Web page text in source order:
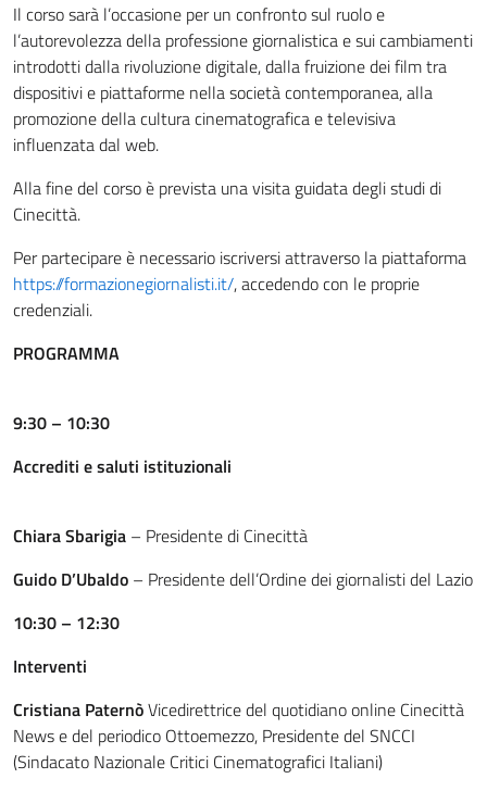
Il corso sarà l’occasione per un confronto sul ruolo e
l’autorevolezza della professione giornalistica e sui cambiamenti
introdotti dalla rivoluzione digitale, dalla fruizione dei film tra
dispositivi e piattaforme nella società contemporanea, alla
promozione della cultura cinematografica e televisiva
influenzata dal web.
Alla fine del corso è prevista una visita guidata degli studi di
Cinecittà.
Per partecipare è necessario iscriversi attraverso la piattaforma
https://formazionegiornalisti.it/, accedendo con le proprie
credenziali.
PROGRAMMA
9:30 – 10:30
Accrediti e saluti istituzionali
Chiara Sbarigia – Presidente di Cinecittà
Guido D’Ubaldo – Presidente dell’Ordine dei giornalisti del Lazio
10:30 – 12:30
Interventi
Cristiana PaternòVicedirettrice del quotidiano online Cinecittà
News e del periodico Ottoemezzo, Presidente del SNCCI
(Sindacato Nazionale Critici Cinematografici Italiani)